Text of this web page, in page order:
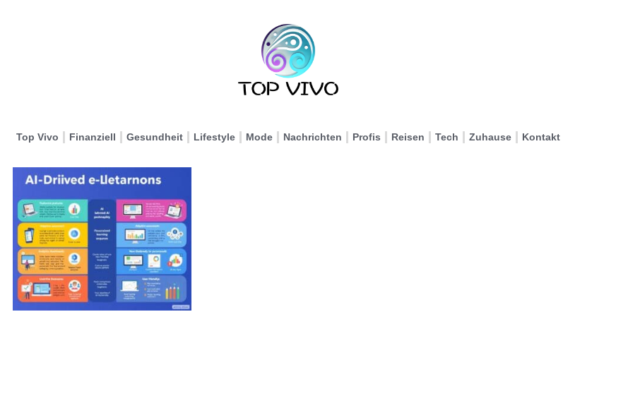
Top Vivo Finanziell Gesundheit Lifestyle Mode Nachrichten Profis Reisen Tech Zuhause Kontakt